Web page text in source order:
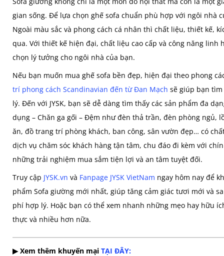
gian sống. Để lựa chọn ghế sofa chuẩn phù hợp với ngôi nhà
Ngoài màu sắc và phong cách cá nhân thì chất liệu, thiết kế,
qua. Với thiết kế hiện đại, chất liệu cao cấp và công năng linh
chọn lý tưởng cho ngôi nhà của bạn.
Nếu bạn muốn mua ghế sofa bền đẹp, hiện đại theo phong
trí phong cách Scandinavian đến từ Đan Mạch sẽ giúp bạn
lý. Đến với JYSK, bạn sẽ dễ dàng tìm thấy các sản phẩm đa
dụng – Chăn ga gối – Đệm như đèn thả trần, đèn phòng ngủ,
ăn, đồ trang trí phòng khách, ban công, sân vườn đẹp… có
dịch vụ chăm sóc khách hàng tận tâm, chu đáo đi kèm với
những trải nghiệm mua sắm tiện lợi và an tâm tuyệt đối.
Truy cập JYSK.vn và Fanpage JYSK VietNam ngay hôm nay để
phẩm Sofa giường mới nhất, giúp tăng cảm giác tươi mới và
phí hợp lý. Hoặc bạn có thể xem nhanh những mẹo hay hữu
thực và nhiều hơn nữa.
▶ Xem thêm khuyến mại TẠI ĐÂY: